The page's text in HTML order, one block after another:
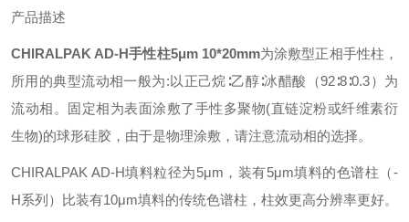
产品描述
CHIRALPAK AD-H手性柱5μm 10*20mm为涂敷型正相手性柱，
所用的典型流动相一般为:以正己烷∶乙醇∶冰醋酸（92∶8∶0.3）为
流动相。固定相为表面涂敷了手性多聚物(直链淀粉或纤维素衍
生物)的球形硅胶，由于是物理涂敷，请注意流动相的选择。
CHIRALPAK AD-H填料粒径为5μm，装有5μm填料的色谱柱（-
H系列）比装有10μm填料的传统色谱柱，柱效更高分辨率更好。